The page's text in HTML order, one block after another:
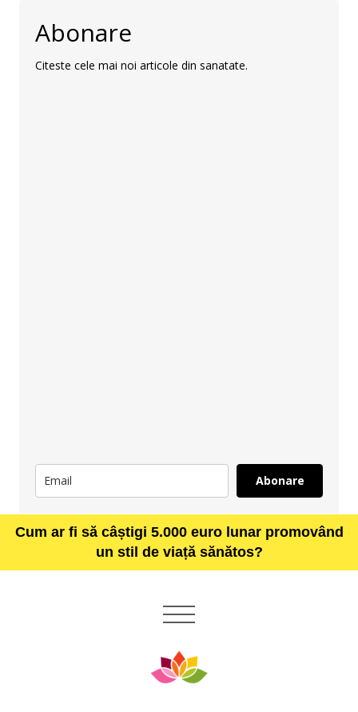
Abonare
Citeste cele mai noi articole din sanatate.
Abonare
Cum ar fi să câștigi 5.000 euro lunar promovând
un stil de viață sănătos?